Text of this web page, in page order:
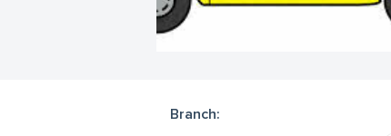
Branch: